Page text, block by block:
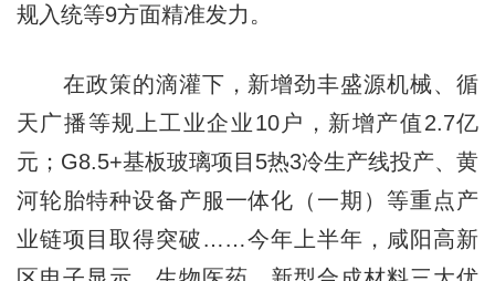
规入统等9方面精准发力。
在政策的滴灌下，新增劲丰盛源机械、循
天广播等规上工业企业10户，新增产值2.7亿
元；G8.5+基板玻璃项目5热3冷生产线投产、黄
河轮胎特种设备产服一体化（一期）等重点产
业链项目取得突破……今年上半年，咸阳高新